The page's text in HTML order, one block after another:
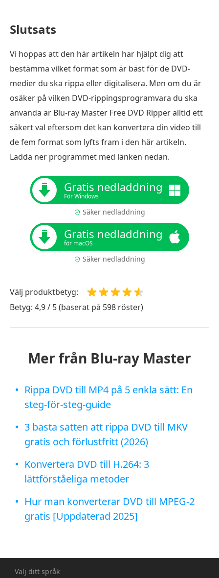
Slutsats
Vi hoppas att den här artikeln har hjälpt dig att
bestämma vilket format som är bäst för de DVD-
medier du ska rippa eller digitalisera. Men om du är
osäker på vilken DVD-rippingsprogramvara du ska
använda är Blu-ray Master Free DVD Ripper alltid ett
säkert val eftersom det kan konvertera din video till
de fem format som lyfts fram i den här artikeln.
Ladda ner programmet med länken nedan.
Gratis nedladdning
För Windows
Säker nedladdning
Gratis nedladdning
för macOS
Säker nedladdning
Välj produktbetyg:
Betyg: 4,9 / 5 (baserat på 598 röster)
Mer från Blu-ray Master
Rippa DVD till MP4 på 5 enkla sätt: En
steg-för-steg-guide
3 bästa sätten att rippa DVD till MKV
gratis och förlustfritt (2026)
Konvertera DVD till H.264: 3
lättförståeliga metoder
Hur man konverterar DVD till MPEG-2
gratis [Uppdaterad 2025]
Välj ditt språk